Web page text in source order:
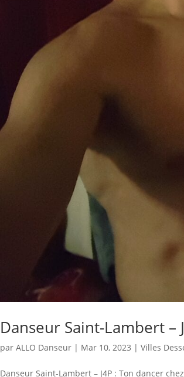
Danseur Saint-Lambert –
parALLO Danseur | Mar 10, 2023 |Villes
Danseur Saint-Lambert – J4P : Ton dancer